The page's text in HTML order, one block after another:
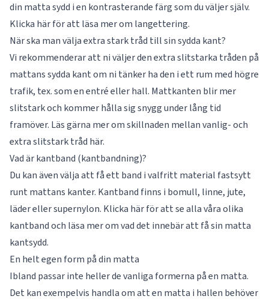
din matta sydd i en kontrasterande färg som du väljer själv.
Klicka här för att läsa mer om langettering.
När ska man välja extra stark tråd till sin sydda kant?
Vi rekommenderar att ni väljer den extra slitstarka tråden på
mattans sydda kant om ni tänker ha den i ett rum med högre
trafik, tex. som en entré eller hall. Mattkanten blir mer
slitstark och kommer hålla sig snygg under lång tid
framöver. Läs gärna mer om skillnaden mellan vanlig- och
extra slitstark tråd här.
Vad är kantband (kantbandning)?
Du kan även välja att få ett band i valfritt material fastsytt
runt mattans kanter. Kantband finns i bomull, linne, jute,
läder eller supernylon. Klicka här för att se alla våra olika
kantbandoch läsa mer om vad det innebär att få sin matta
kantsydd.
En helt egen form på din matta
Ibland passar inte heller de vanliga formerna på en matta.
Det kan exempelvis handla om att en matta i hallen behöver